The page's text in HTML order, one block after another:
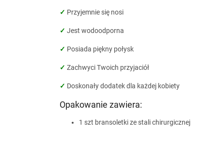
✓ Przyjemnie się nosi
✓ Jest wodoodporna
✓ Posiada piękny połysk
✓ Zachwyci Twoich przyjaciół
✓ Doskonały dodatek dla każdej kobiety
Opakowanie zawiera:
1 szt bransoletki ze stali chirurgicznej